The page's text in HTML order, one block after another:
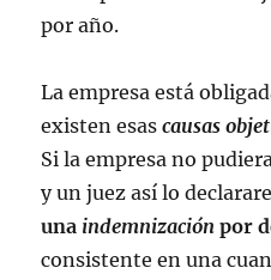
por año.
La empresa está
existen esascausas
Si la empresa no
y un juez así lo
una indemnización por
consistente en una